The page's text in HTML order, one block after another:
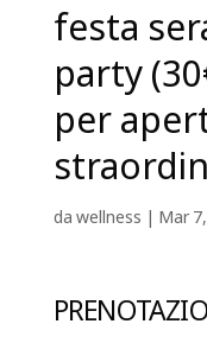
festa
party
per
dawellness | Mar